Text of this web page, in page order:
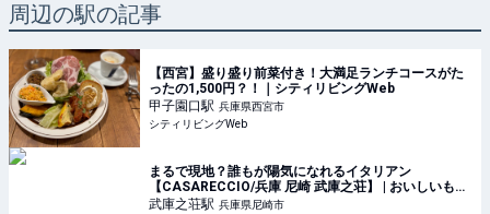
周辺の駅の記事
【西宮】盛り盛り前菜付き！大満足ランチコースがた
ったの1,500円？！｜シティリビングWeb
甲子園口駅 兵庫県西宮市
シティリビングWeb
まるで現地？誰もが陽気になれるイタリアン
【CASARECCIO/兵庫 尼崎 武庫之荘】 | おいしいもの
発見 | オレンジページnet
武庫之荘駅 兵庫県尼崎市